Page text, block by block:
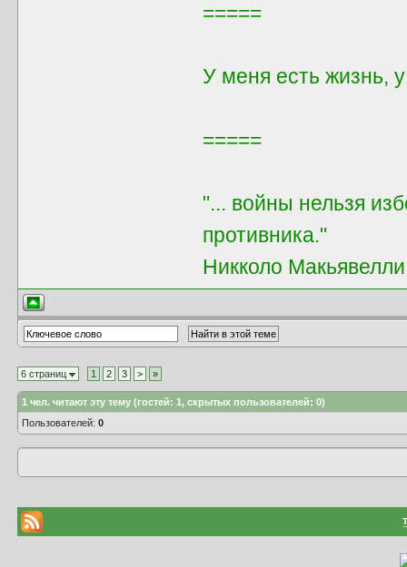
=====
У меня есть жизнь,
=====
"... войны нельзя
противника."
Никколо Макьявелли
6 страниц 1 2 3 > »
1 чел. читают эту тему (гостей: 1, скрытых пользователей: 0)
Пользователей:0